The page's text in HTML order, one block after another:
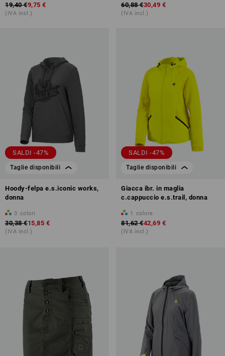
19,40 €9,75 €
(IVA incl.)
60,88 €30,49 €
(IVA incl.)
SALDI -47%
Taglie disponibili
Hoody-felpa e.s.iconic works,
donna
3 colori
30,38 €15,85 €
(IVA incl.)
SALDI -47%
Taglie disponibili
Giacca ibr. in maglia
c.cappuccio e.s.trail, donna
1 colore
81,62 €42,69 €
(IVA incl.)